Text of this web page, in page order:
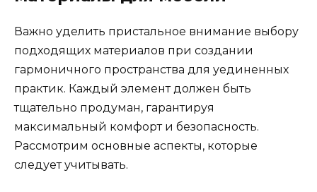
Важно уделить пристальное внимание выбору
подходящих материалов при создании
гармоничного пространства для уединенных
практик. Каждый элемент должен быть
тщательно продуман, гарантируя
максимальный комфорт и безопасность.
Рассмотрим основные аспекты, которые
следует учитывать.